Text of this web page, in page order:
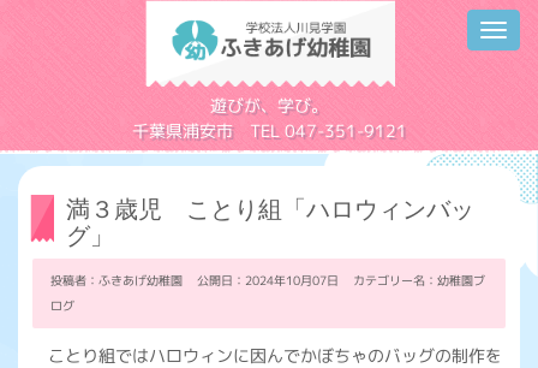
遊びが、学び。
千葉県浦安市 TEL 047-351-9121
満３歳児 ことり組「ハロウィンバッ
グ」
投稿者：ふきあげ幼稚園 公開日：2024年10月07日 カテゴリー名： 幼稚園ブ
ログ
ことり組ではハロウィンに因んでかぼちゃのバッグの制作を